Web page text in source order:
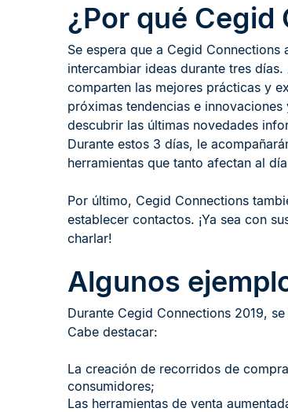
¿Por qué
Se espera que a Cegid
intercambiar ideas durante tres
comparten las mejores prácticas y
próximas tendencias e
descubrir las últimas novedades
Durante estos 3 días, le
herramientas que tanto afectan al
Por último, Cegid Connections
establecer contactos. ¡Ya sea con
charlar!
Algunos
Durante Cegid Connections 2019,
Cabe destacar:
La creación de recorridos de
consumidores;
Las herramientas de venta